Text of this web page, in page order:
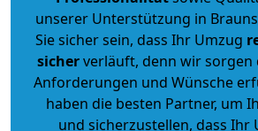
unserer Unterstützung in
Sie sicher sein, dass Ihr Umzug
sicherverläuft, denn wir sorgen
Anforderungen und Wünsche
haben die besten Partner, um
und sicherzustellen, dass Ihr